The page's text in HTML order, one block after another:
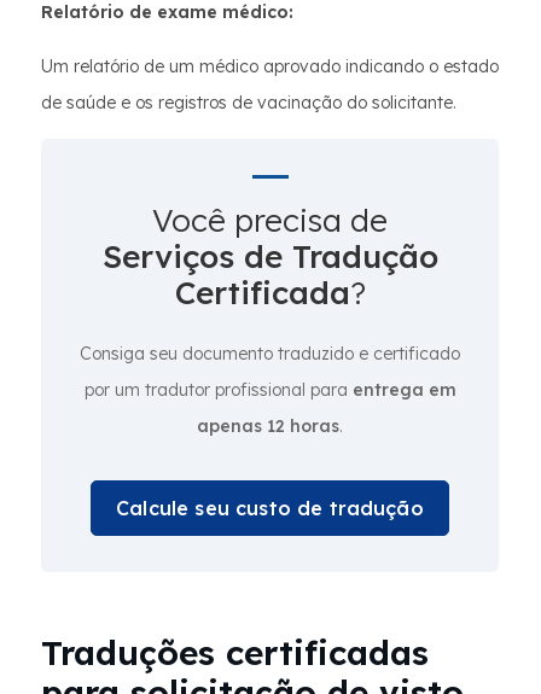
Relatório de exame médico:
Um relatório de um médico aprovado indicando o estado
de saúde e os registros de vacinação do solicitante.
Você precisa de
Serviços de Tradução
Certificada?
Consiga seu documento traduzido e certificado
por um tradutor profissional para entrega em
apenas 12 horas.
Calcule seu custo de tradução
Traduções certificadas